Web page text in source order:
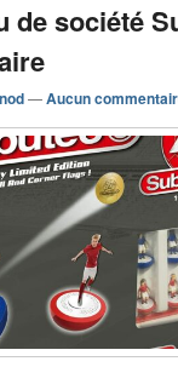
de société
—Aucun